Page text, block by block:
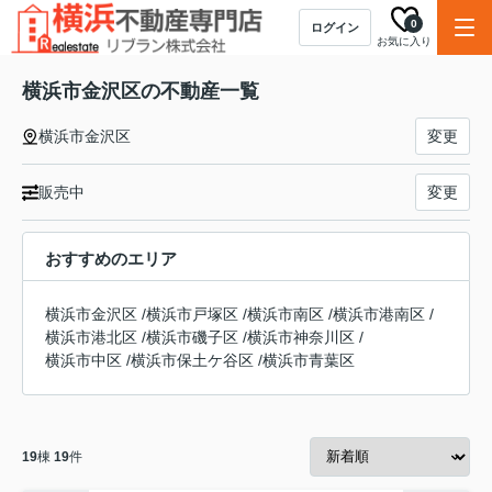
ログイン
お気に入り
0
横浜市金沢区の不動産一覧
横浜市金沢区 変更
販売中 変更
おすすめのエリア
横浜市金沢区 /横浜市戸塚区 /横浜市南区 /横浜市港南区 /
横浜市港北区 /横浜市磯子区 /横浜市神奈川区 /
横浜市中区 /横浜市保土ケ谷区 /横浜市青葉区
19棟 19件